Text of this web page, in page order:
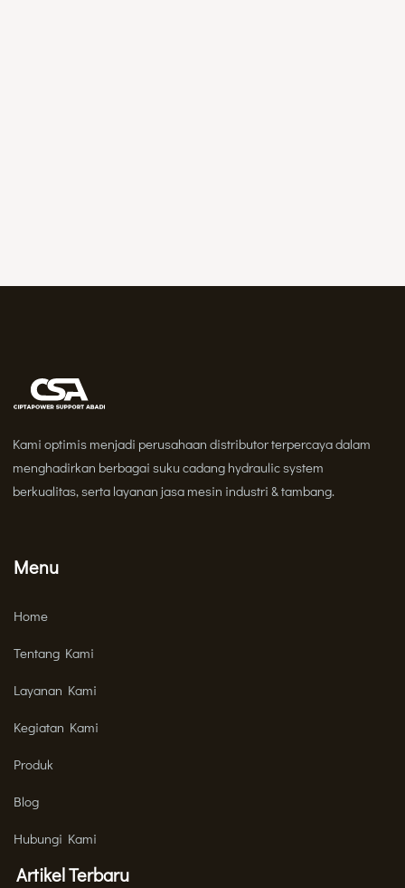
Kami optimis menjadi perusahaan distributor terpercaya dalam
menghadirkan berbagai suku cadang hydraulic system
berkualitas, serta layanan jasa mesin industri & tambang.
Menu
Home
Tentang Kami
Layanan Kami
Kegiatan Kami
Produk
Blog
Hubungi Kami
Artikel Terbaru